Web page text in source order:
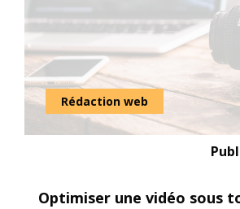
Rédaction web
Optimiser une vidéo sous